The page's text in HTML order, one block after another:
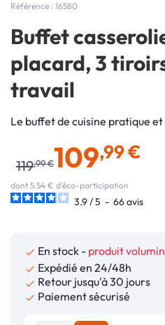
Référence : 16580
Buffet
placard, 3
travail
Le buffet de cuisine pratique
119,99 €109,99 €
dont 5.54 € d'éco-participation
3.9/5 - 66avis
 En stock - produit
 Expédié en 24/48h
 Retour jusqu'à 30 jours
 Paiement sécurisé